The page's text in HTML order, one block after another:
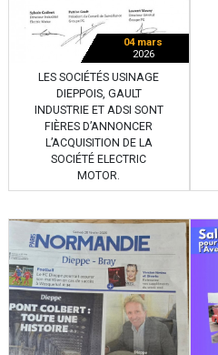
04 mars
2026
LES SOCIÉTÉS USINAGE
DIEPPOIS, GAULT
INDUSTRIE ET ADSI SONT
FIÈRES D’ANNONCER
L’ACQUISITION DE LA
SOCIÉTÉ ELECTRIC
MOTOR.